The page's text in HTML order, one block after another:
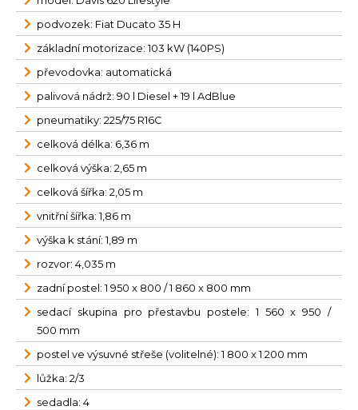
podvozek: Fiat Ducato 35 H
základní motorizace: 103 kW (140PS)
převodovka: automatická
palivová nádrž: 90 l Diesel + 19 l AdBlue
pneumatiky: 225/75 R16C
celková délka: 6,36 m
celková výška: 2,65 m
celková šířka: 2,05 m
vnitřní šířka: 1,86 m
výška k stání: 1,89 m
rozvor: 4,035 m
zadní postel: 1 950 x 800 / 1 860 x 800 mm
sedací skupina pro přestavbu postele: 1 560 x 950 /
500 mm
postel ve výsuvné střeše (volitelné): 1 800 x 1 200 mm
lůžka: 2/3
sedadla: 4